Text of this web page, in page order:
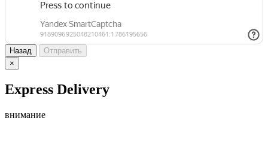
Назад
Отправить
×
Express Delivery
внимание